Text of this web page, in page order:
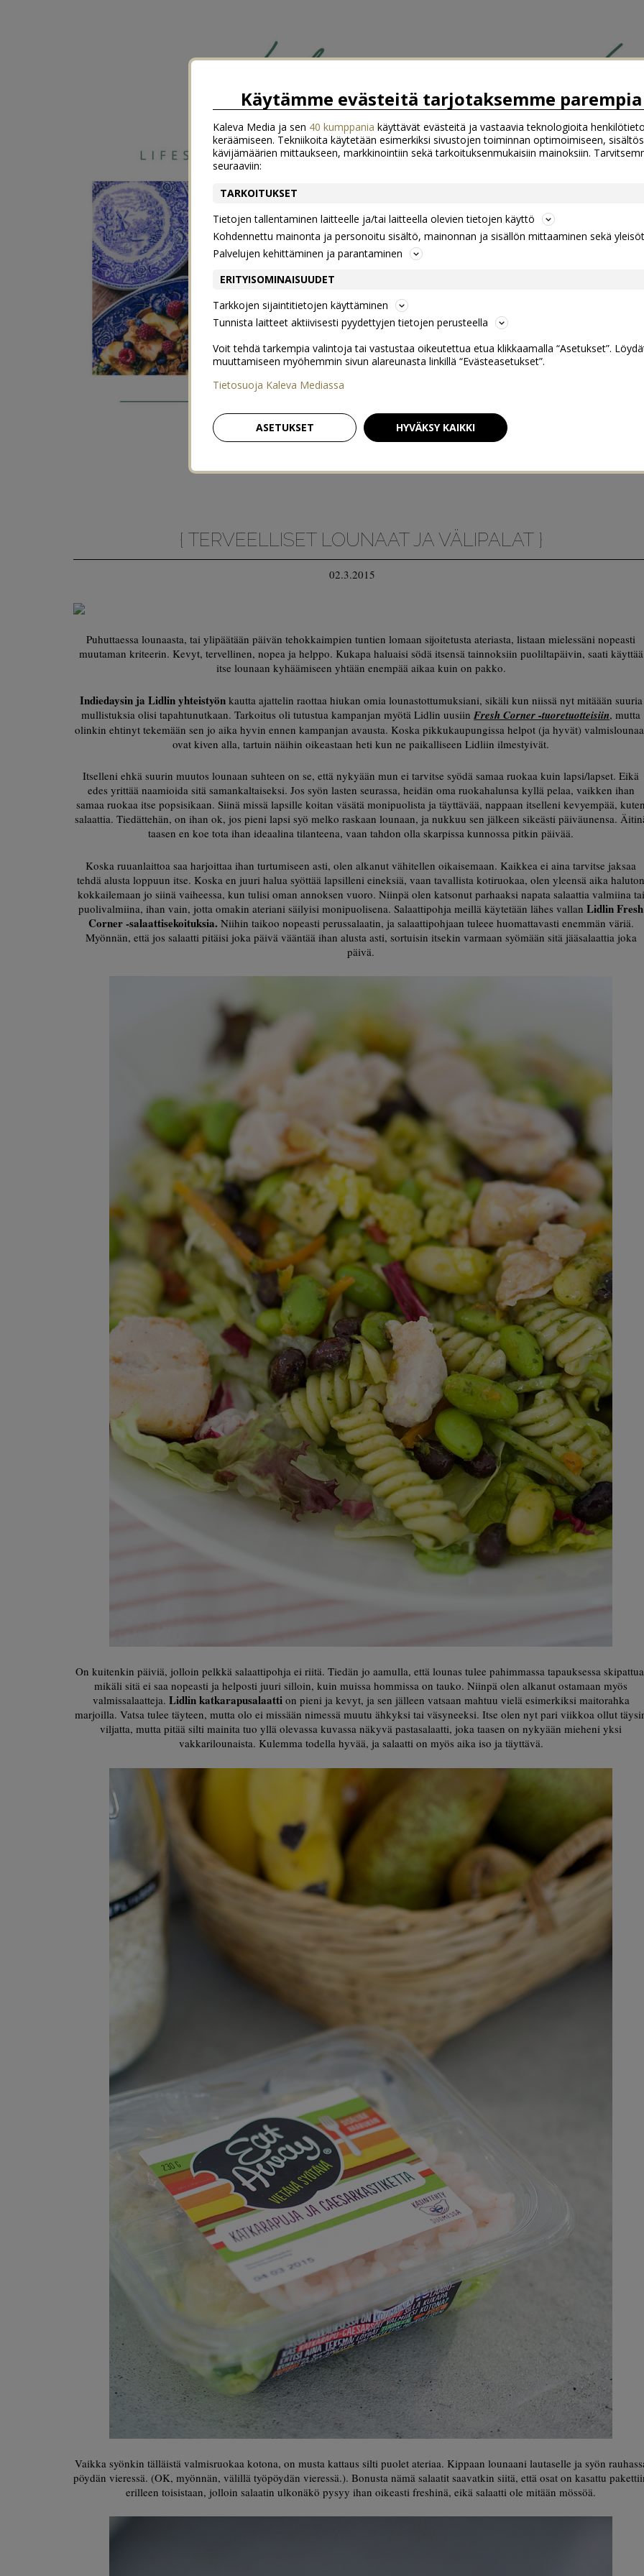
{ TERVEELLISET LOUNAAT JA VÄLIPALAT }
02.3.2015
Puhuttaessa lounaasta, tai ylipäätään päivän tehokkaimpien tuntien lomaan sijoitetusta ateriasta, listaan mielessäni nopeasti
muutaman kriteerin. Kevyt, tervellinen, nopea ja helppo. Kukapa haluaisi södä itsensä tainnoksiin puoliltapäivin, saati käyttää
itse lounaan kyhäämiseen yhtään enempää aikaa kuin on pakko.
Indiedaysin ja Lidlin yhteistyönkautta ajattelin raottaa hiukan omia lounastottumuksiani, sikäli kun niissä nyt mitäään suuria
mullistuksia olisi tapahtunutkaan. Tarkoitus oli tutustua kampanjan myötä Lidlin uusiin Fresh Corner -tuoretuotteisiin, mutta
olinkin ehtinyt tekemään sen jo aika hyvin ennen kampanjan avausta. Koska pikkukaupungissa helpot (ja hyvät)
ovat kiven alla, tartuin näihin oikeastaan heti kun ne paikalliseen Lidliin ilmestyivät.
Itselleni ehkä suurin muutos lounaan suhteen on se, että nykyään mun ei tarvitse syödä samaa ruokaa kuin lapsi/lapset. Eikä
edes yrittää naamioida sitä samankaltaiseksi. Jos syön lasten seurassa, heidän oma ruokahalunsa kyllä pelaa, vaikken ihan
samaa ruokaa itse popsisikaan. Siinä missä lapsille koitan väsätä monipuolista ja täyttävää, nappaan itselleni kevyempää,
salaattia. Tiedättehän, on ihan ok, jos pieni lapsi syö melko raskaan lounaan, ja nukkuu sen jälkeen sikeästi päiväunensa.
taasen en koe tota ihan ideaalina tilanteena, vaan tahdon olla skarpissa kunnossa pitkin päivää.
Koska ruuanlaittoa saa harjoittaa ihan turtumiseen asti, olen alkanut vähitellen oikaisemaan. Kaikkea ei aina tarvitse jaksaa
tehdä alusta loppuun itse. Koska en juuri halua syöttää lapsilleni eineksiä, vaan tavallista kotiruokaa, olen yleensä aika
kokkailemaan jo siinä vaiheessa, kun tulisi oman annoksen vuoro. Niinpä olen katsonut parhaaksi napata salaattia valmiina tai
puolivalmiina, ihan vain, jotta omakin ateriani säilyisi monipuolisena. Salaattipohja meillä käytetään lähes vallanLidlin Fresh
Corner -salaattisekoituksia. Niihin taikoo nopeasti perussalaatin, ja salaattipohjaan tuleee huomattavasti enemmän väriä.
Myönnän, että jos salaatti pitäisi joka päivä vääntää ihan alusta asti, sortuisin itsekin varmaan syömään sitä jääsalaattia joka
päivä.
On kuitenkin päiviä, jolloin pelkkä salaattipohja ei riitä. Tiedän jo aamulla, että lounas tulee pahimmassa tapauksessa
mikäli sitä ei saa nopeasti ja helposti juuri silloin, kuin muissa hommissa on tauko. Niinpä olen alkanut ostamaan myös
valmissalaatteja. Lidlin katkarapusalaattion pieni ja kevyt, ja sen jälleen vatsaan mahtuu vielä esimerkiksi maitorahka
marjoilla. Vatsa tulee täyteen, mutta olo ei missään nimessä muutu ähkyksi tai väsyneeksi. Itse olen nyt pari viikkoa ollut
viljatta, mutta pitää silti mainita tuo yllä olevassa kuvassa näkyvä pastasalaatti, joka taasen on nykyään mieheni yksi
vakkarilounaista. Kulemma todella hyvää, ja salaatti on myös aika iso ja täyttävä.
Vaikka syönkin tälläistä valmisruokaa kotona, on musta kattaus silti puolet ateriaa. Kippaan lounaani lautaselle ja syön
pöydän vieressä. (OK, myönnän, välillä työpöydän vieressä.). Bonusta nämä salaatit saavatkin siitä, että osat on kasattu
erilleen toisistaan, jolloin salaatin ulkonäkö pysyy ihan oikeasti freshinä, eikä salaatti ole mitään mössöä.
Käytämme evästeitä tarjotaksemme
Kaleva Media ja sen 40 kumppania käyttävät evästeitä ja vastaavia teknologioita
keräämiseen. Tekniikoita käytetään esimerkiksi sivustojen toiminnan optimoimiseen,
kävijämäärien mittaukseen, markkinointiin sekä tarkoituksenmukaisiin mainoksiin.
seuraaviin:
TARKOITUKSET
Tietojen tallentaminen laitteelle ja/tai laitteella olevien tietojen käyttö
Kohdennettu mainonta ja personoitu sisältö, mainonnan ja sisällön mittaaminen sekä
Palvelujen kehittäminen ja parantaminen
ERITYISOMINAISUUDET
Tarkkojen sijaintitietojen käyttäminen
Tunnista laitteet aktiivisesti pyydettyjen tietojen perusteella
Voit tehdä tarkempia valintoja tai vastustaa oikeutettua etua klikkaamalla “Asetukset”.
muuttamiseen myöhemmin sivun alareunasta linkillä “Evästeasetukset”.
Tietosuoja Kaleva Mediassa
ASETUKSET HYVÄKSY KAIKKI